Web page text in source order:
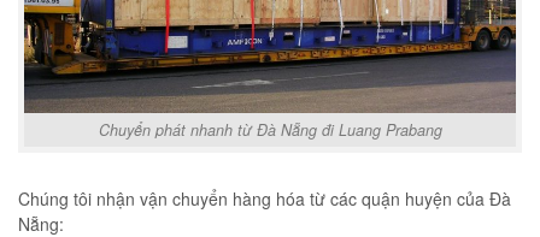
Chuyển phát nhanh từ Đà Nẵng đi Luang Prabang
Chúng tôi nhận vận chuyển hàng hóa từ các quận huyện của Đà
Nẵng: